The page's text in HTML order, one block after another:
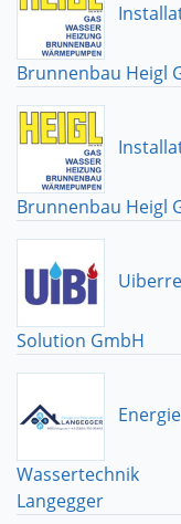
Brunnenbau Heigl
Brunnenbau Heigl
Solution GmbH
Wassertechnik
Langegger